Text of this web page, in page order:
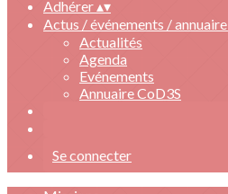
Adhérer▴▾
Actus / événements / annuaire
Actualités
Agenda
Evénements
Annuaire CoD3S
Se connecter